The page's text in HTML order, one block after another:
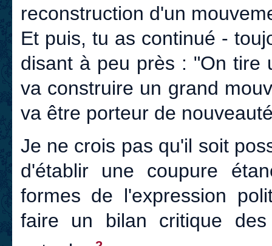
reconstruction d'un
Et puis, tu as continué -
disant à peu près : "On tire
va construire un grand
va être porteur de
Je ne crois pas qu'il soit
d'établir une coupure
formes de l'expression
faire un bilan critique